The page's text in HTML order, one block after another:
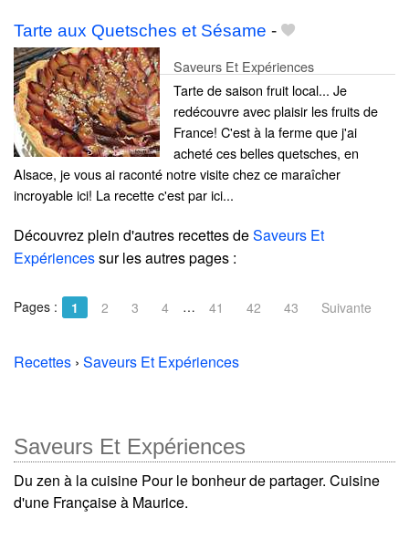
Tarte aux Quetsches et Sésame -
Saveurs Et Expériences
Tarte de saison fruit local... Je
redécouvre avec plaisir les fruits de
France! C'est à la ferme que j'ai
acheté ces belles quetsches, en
Alsace, je vous ai raconté notre visite chez ce maraîcher
incroyable ici! La recette c'est par ici...
Découvrez plein d'autres recettes deSaveurs Et
Expériencessur les autres pages :
Pages : 1 2 3 4 … 41 42 43 Suivante
Recettes › Saveurs Et Expériences
Saveurs Et Expériences
Du zen à la cuisine Pour le bonheur de partager. Cuisine
d'une Française à Maurice.